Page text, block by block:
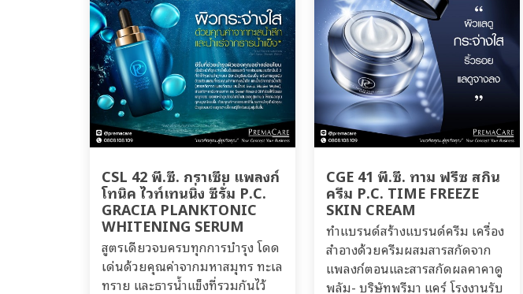
CSL 42 พี.ซี. กราเซีย แพลงก์
โทนิค ไวท์เทนนิ่ง ซีรั่ม P.C.
GRACIA PLANKTONIC
WHITENING SERUM
สูตรเดียวจบครบทุกการบำรุง โดด
เด่นด้วยคุณค่าจากมหาสมุทร ทะเล
ทราย และธารน้ำแข็งที่รวมกันไว้
CGE 41 พี.ซี. ทาม ฟรีซ สกิน
ครีม P.C. TIME FREEZE
SKIN CREAM
ทำแบรนด์สร้างแบรนด์ครีม เครื่อง
สำอางด้วยครีมผสมสารสกัดจาก
แพลงก์ตอนและสารสกัดผลคาคาดู
พลัม- บริษัทพรีมา แคร์ โรงงานรับ